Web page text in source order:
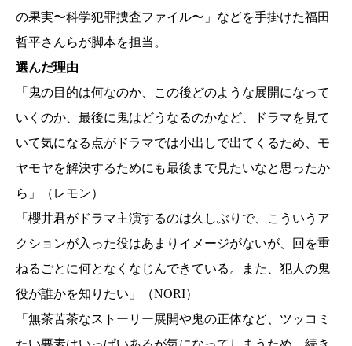
の果実〜科学犯罪捜査ファイル〜」などを手掛けた福田
哲平さんらが脚本を担当。
選んだ理由
「鬼の目的は何なのか、この後どのような展開になって
いくのか、最後に鬼はどうなるのかなど、ドラマを見て
いて気になる点がドラマでは小出しで出てくるため、モ
ヤモヤを解決するためにも最後まで見たいなと思ったか
ら」（レモン）
「櫻井君がドラマ主演するのは久しぶりで、こういうア
クションが入った役はあまりイメージがないが、回を重
ねるごとに何となくなじんできている。また、犯人の鬼
役が誰かを知りたい」（NORI）
「無茶苦茶なストーリー展開や鬼の正体など、ツッコミ